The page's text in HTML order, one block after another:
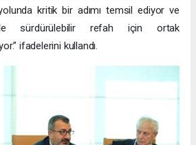
kritik bir adımı temsil ediyor ve
sürdürülebilir refah için ortak
ifadelerini kullandı.